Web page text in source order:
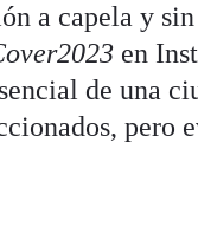
a capela y
en
de una
pero